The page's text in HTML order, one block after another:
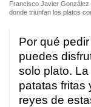
Francisco Javier González
donde triunfan los platos
Por qué
puedes
solo plato.
patatas fritas
reyes de